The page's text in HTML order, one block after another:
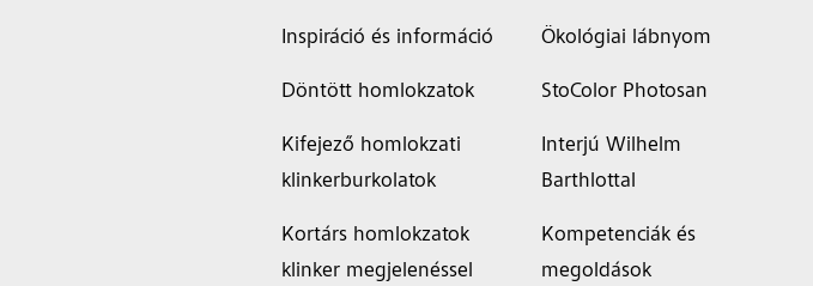
Inspiráció és információ
Döntött homlokzatok
Kifejező homlokzati
klinkerburkolatok
Kortárs homlokzatok
klinker megjelenéssel
Ökológiai lábnyom
StoColor Photosan
Interjú Wilhelm
Barthlottal
Kompetenciák és
megoldások